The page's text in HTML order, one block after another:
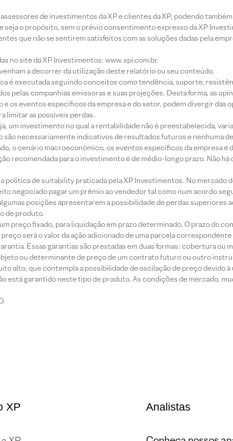
de investimentos da XP e clientes da XP, podendo
o propósito, sem o prévio consentimento expresso da XP
que não se sentirem satisfeitos com as soluções dadas pela
no site da XP Investimentos: www.xpi.com.br.
a decorrer da utilização deste relatório ou seu conteúdo.
é executada seguindo conceitos como tendência, suporte,
pelas companhias emissoras e suas projeções. Desta forma, as
os eventos específicos da empresa e do setor, podem divergir das
limitar as possíveis perdas.
um investimento no qual a rentabilidade não é preestabelecida,
necessariamente indicativos de resultados futuros e nenhuma
o cenário macroeconômico, os eventos específicos da empresa e
recomendada para o investimento é de médio-longo prazo. Não há
de suitability praticada pela XP Investimentos. No mercado
negociado pagar um prêmio ao vendedor tal como num acordo
posições apresentarem a possibilidade de perdas superiores
de produto.
preço fixado, para liquidação em prazo determinado. O prazo do
será o valor da ação adicionado de uma parcela correspondente
Essas garantias são prestadas em duas formas: cobertura ou
ou determinante de preço de um contrato futuro ou outro
alto, que contempla a possibilidade de oscilação de preço devido
está garantido neste tipo de produto. As condições de mercado,
XP Analistas